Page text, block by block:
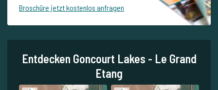
Broschüre jetzt kostenlos anfragen
Entdecken Goncourt Lakes - Le Grand
Etang